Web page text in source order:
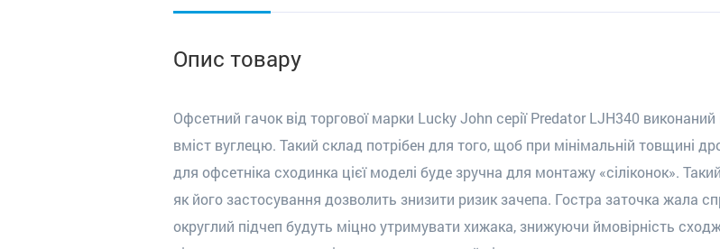
Опис товару
Офсетний гачок від торгової марки Lucky John серії Predator LJH340 виконаний
вміст вуглецю. Такий склад потрібен для того, щоб при мінімальній товщині
для офсетніка сходинка цієї моделі буде зручна для монтажу «сіліконок».
як його застосування дозволить знизити ризик зачепа. Гостра заточка жала
округлий підчеп будуть міцно утримувати хижака, знижуючи ймовірність